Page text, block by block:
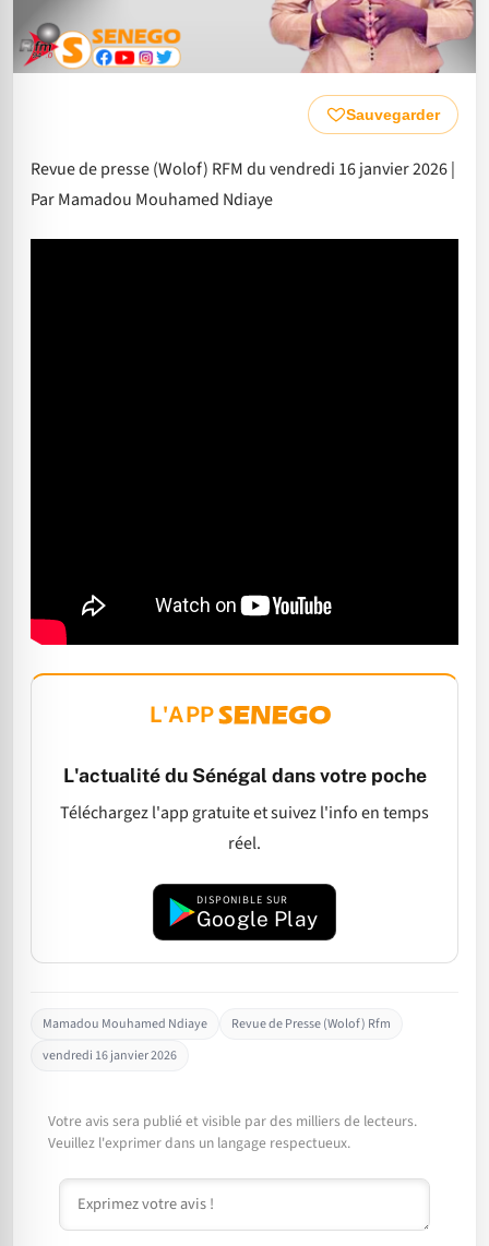
Sauvegarder
Revue de presse (Wolof) RFM du vendredi 16 janvier 2026 |
Par Mamadou Mouhamed Ndiaye
L'APP
L'actualité du Sénégal dans votre poche
Téléchargez l'app gratuite et suivez l'info en temps
réel.
DISPONIBLE SUR
Google Play
Mamadou Mouhamed Ndiaye
Revue de Presse (Wolof) Rfm
vendredi 16 janvier 2026
Votre avis sera publié et visible par des milliers de lecteurs.
Veuillez l'exprimer dans un langage respectueux.
Commentaire